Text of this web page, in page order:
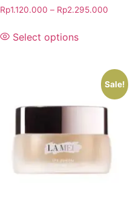
Rp1.120.000 – Rp2.295.000
Select options
Sale!